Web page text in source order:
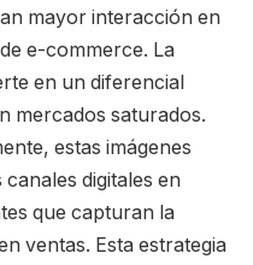
mayor interacción en
e-commerce. La
en un diferencial
mercados saturados.
estas imágenes
digitales en
que capturan la
ventas. Esta estrategia